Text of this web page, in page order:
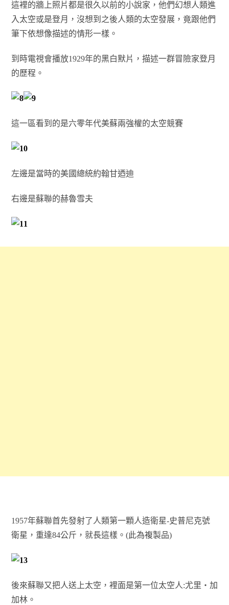
這裡的牆上照片都是很久以前的小說家，他們幻想人類進
入太空或是登月，沒想到之後人類的太空發展，竟跟他們
筆下依想像描述的情形一樣。
到時電視會播放1929年的黑白默片，描述一群冒險家登月
的歷程。
這一區看到的是六零年代美蘇兩強權的太空競賽
左邊是當時的美國總統約翰甘迺迪
右邊是蘇聯的赫魯雪夫
1957年蘇聯首先發射了人類第一顆人造衛星-史普尼克號
衛星，重達84公斤，就長這樣。(此為複製品)
後來蘇聯又把人送上太空，裡面是第一位太空人:尤里‧加
加林。